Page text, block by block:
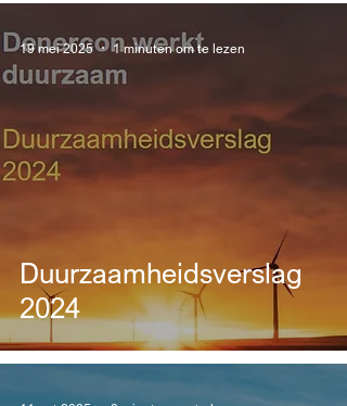
Duurzaamheidsverslag
2024
19 mei 2025 1 minuten om te lezen